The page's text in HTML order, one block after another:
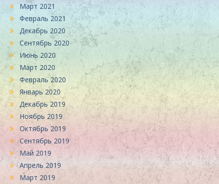
Март 2021
Февраль 2021
Декабрь 2020
Сентябрь 2020
Июнь 2020
Март 2020
Февраль 2020
Январь 2020
Декабрь 2019
Ноябрь 2019
Октябрь 2019
Сентябрь 2019
Май 2019
Апрель 2019
Март 2019